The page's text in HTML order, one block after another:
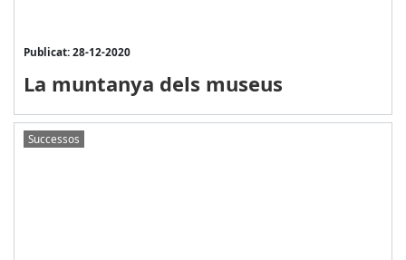
Publicat: 28-12-2020
La muntanya dels museus
Successos